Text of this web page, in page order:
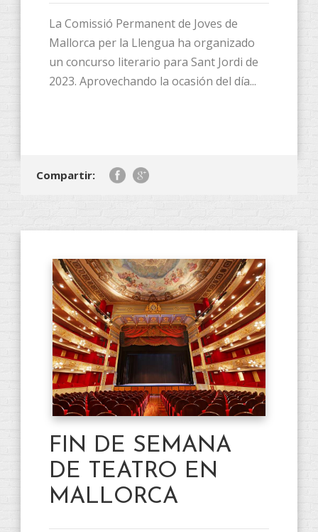
La Comissió Permanent de Joves de
Mallorca per la Llengua ha organizado
un concurso literario para Sant Jordi de
2023. Aprovechando la ocasión del día...
Compartir:
FIN DE SEMANA
DE TEATRO EN
MALLORCA